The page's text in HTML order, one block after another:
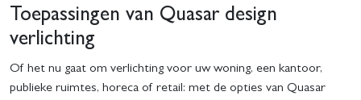
Toepassingen van Quasar design
verlichting
Of het nu gaat om verlichting voor uw woning, een kantoor,
publieke ruimtes, horeca of retail: met de opties van Quasar